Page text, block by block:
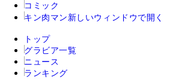
コミック
キン肉マン 新しいウィンドウで開く
トップ
グラビア一覧
ニュース
ランキング